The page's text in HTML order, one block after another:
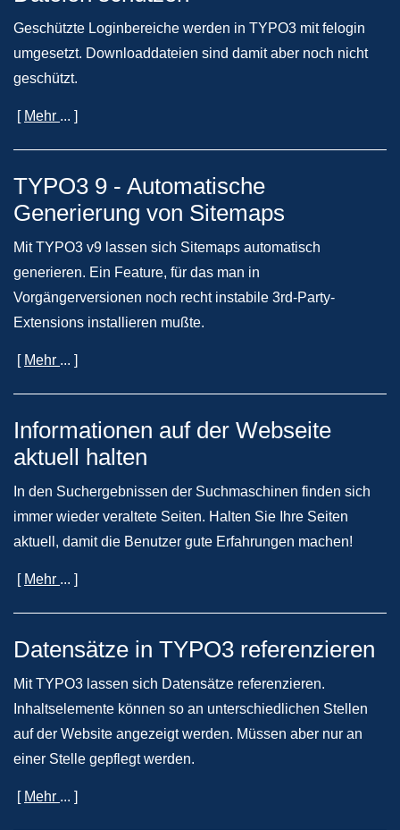
Geschützte Loginbereiche werden in TYPO3 mit felogin
umgesetzt. Downloaddateien sind damit aber noch nicht
geschützt.
[ Mehr ... ]
TYPO3 9 - Automatische
Generierung von Sitemaps
Mit TYPO3 v9 lassen sich Sitemaps automatisch
generieren. Ein Feature, für das man in
Vorgängerversionen noch recht instabile 3rd-Party-
Extensions installieren mußte.
[ Mehr ... ]
Informationen auf der Webseite
aktuell halten
In den Suchergebnissen der Suchmaschinen finden sich
immer wieder veraltete Seiten. Halten Sie Ihre Seiten
aktuell, damit die Benutzer gute Erfahrungen machen!
[ Mehr ... ]
Datensätze in TYPO3 referenzieren
Mit TYPO3 lassen sich Datensätze referenzieren.
Inhaltselemente können so an unterschiedlichen Stellen
auf der Website angezeigt werden. Müssen aber nur an
einer Stelle gepflegt werden.
[ Mehr ... ]